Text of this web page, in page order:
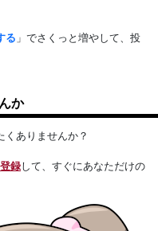
る 」でさくっと増やして、投
か
くありませんか？
録して、すぐにあなただけの